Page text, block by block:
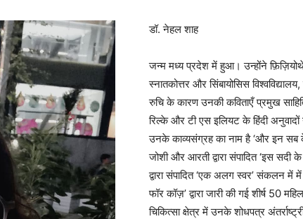
डॉ. नेहल शाह
जन्म मध्य प्रदेश में हुआ। उन्होंने
स्नातकोत्तर और सिंबायोसिस
रुचि के कारण उनकी कविताएँ प्रमुख
रिल्के और टी एस इलियट के हिंदी
उनके काव्यसंग्रह का नाम है ‘और इन सब
जोशी और आरती द्वारा संपादित ‘इस
द्वारा संपादित ‘एक अलग स्वर’ संकलन
फॉर कॉज़’ द्वारा जारी की गई शीर्ष 50
चिकित्सा क्षेत्र में उनके शोधपत्र